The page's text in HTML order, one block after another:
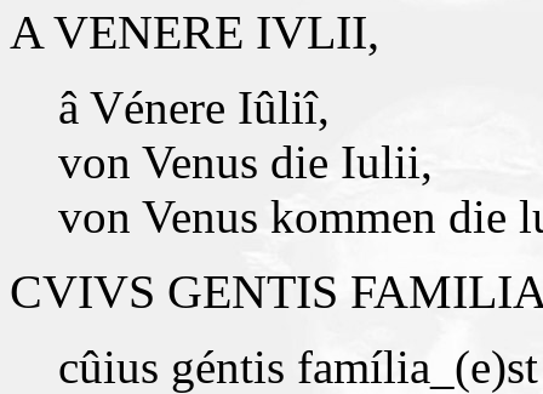
A VENERE IVLII,
â Vénere Iûliî,
von Venus die Iulii,
von Venus kommen die
CVIVS GENTIS
cûius géntis